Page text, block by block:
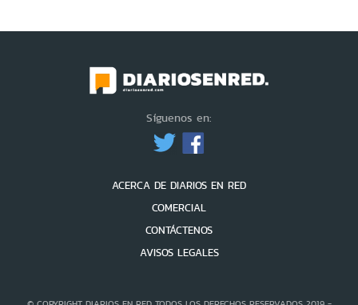
Síguenos en:
ACERCA DE DIARIOS EN RED
COMERCIAL
CONTÁCTENOS
AVISOS LEGALES